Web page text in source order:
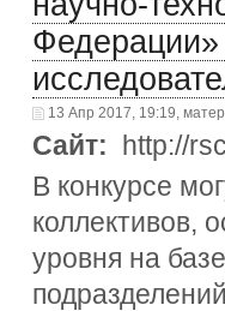
13 Апр 2017, 19:19,
Сайт: http://
В конкурсе
коллективов,
уровня на